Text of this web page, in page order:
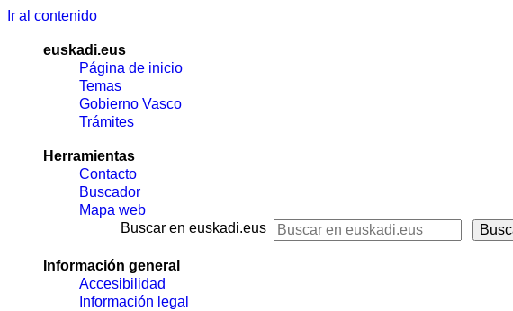
Ir al contenido
euskadi.eus
Página de inicio
Temas
Gobierno Vasco
Trámites
Herramientas
Contacto
Buscador
Mapa web
Buscar en euskadi.eus
Información general
Accesibilidad
Información legal